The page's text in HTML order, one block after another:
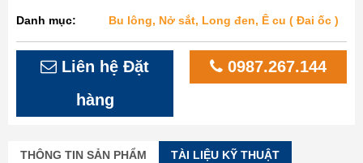
Danh mục: Bu lông, Nở sắt, Long đen, Ê cu ( Đai ốc )
Liên hệ Đặt
hàng
0987.267.144
THÔNG TIN SẢN PHẨM TÀI LIỆU KỸ THUẬT